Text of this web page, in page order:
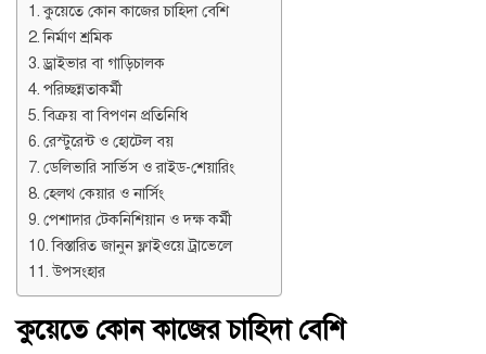
কুয়েতে কোন কাজের চাহিদা বেশি
নির্মাণ শ্রমিক
ড্রাইভার বা গাড়িচালক
পরিচ্ছন্নতাকর্মী
বিক্রয় বা বিপণন প্রতিনিধি
রেস্টুরেন্ট ও হোটেল বয়
ডেলিভারি সার্ভিস ও রাইড-শেয়ারিং
হেলথ কেয়ার ও নার্সিং
পেশাদার টেকনিশিয়ান ও দক্ষ কর্মী
বিস্তারিত জানুন ফ্লাইওয়ে ট্রাভেলে
উপসংহার
কুয়েতে কোন কাজের চাহিদা বেশি